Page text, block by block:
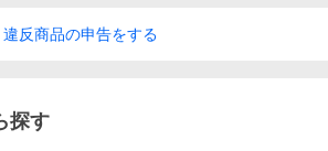
違反商品の申告をする
探す